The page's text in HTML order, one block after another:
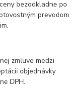
bezodkladne po
prevodom
zmluve medzi
objednávky
DPH.